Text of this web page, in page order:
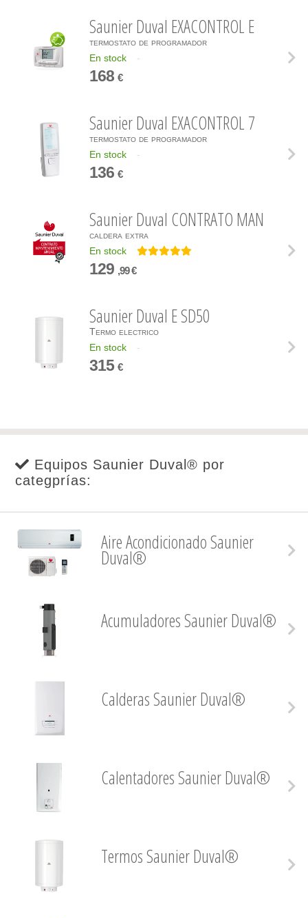
Saunier Duval EXACONTROL E
termostato de programador
En stock
-
168€
Saunier Duval EXACONTROL 7
termostato de programador
En stock
-
136€
Saunier Duval CONTRATO MAN
caldera extra
En stock
129 ,99 €
Saunier Duval E SD50
Termo electrico
En stock
-
315€
Equipos Saunier Duval® por
categprías:
Aire Acondicionado Saunier
Duval®
Acumuladores Saunier Duval®
Calderas Saunier Duval®
Calentadores Saunier Duval®
Termos Saunier Duval®